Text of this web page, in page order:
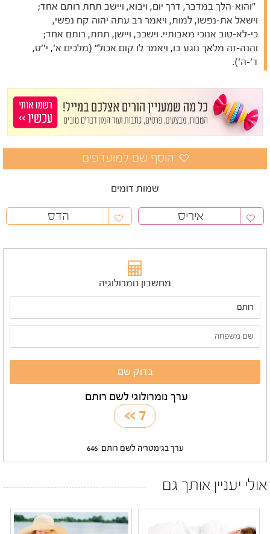
"והוא-הלך במדבר, דרך יום, ויבוא, ויישב תחת רותם אחד;
וישאל את-נפשו, למות, ויאמר רב עתה יהוה קח נפשי,
כי-לא-טוב אנוכי מאבותיי. וישכב, ויישן, תחת, רותם אחד;
והנה-זה מלאך נוגע בו, ויאמר לו קום אכול" (מלכים א', י''ט,
ד'-ה').
שמות דומים
איריס הדס
מחשבון נומרולוגיה
ערך נומרולוגי לשם רותם
7
>>
ערך בגימטריה לשם רותם 646
אולי יעניין אותך גם